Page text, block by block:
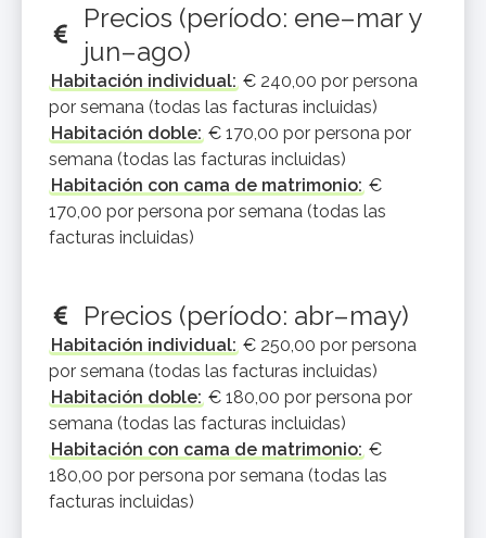
Precios (período: ene–mar y
jun–ago)
Habitación individual: € 240,00 por persona
por semana (todas las facturas incluidas)
Habitación doble: € 170,00 por persona por
semana (todas las facturas incluidas)
Habitación con cama de matrimonio: €
170,00 por persona por semana (todas las
facturas incluidas)
Precios (período: abr–may)
Habitación individual: € 250,00 por persona
por semana (todas las facturas incluidas)
Habitación doble: € 180,00 por persona por
semana (todas las facturas incluidas)
Habitación con cama de matrimonio: €
180,00 por persona por semana (todas las
facturas incluidas)